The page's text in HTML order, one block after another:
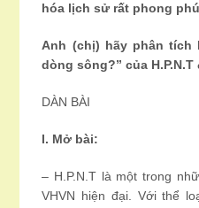
hóa lịch sử rất phong
Anh (chị) hãy phân tích
dòng sông?” của
DÀN BÀI
I. Mở bài:
– H.P.N.T là một trong
VHVN hiện đại. Với thể